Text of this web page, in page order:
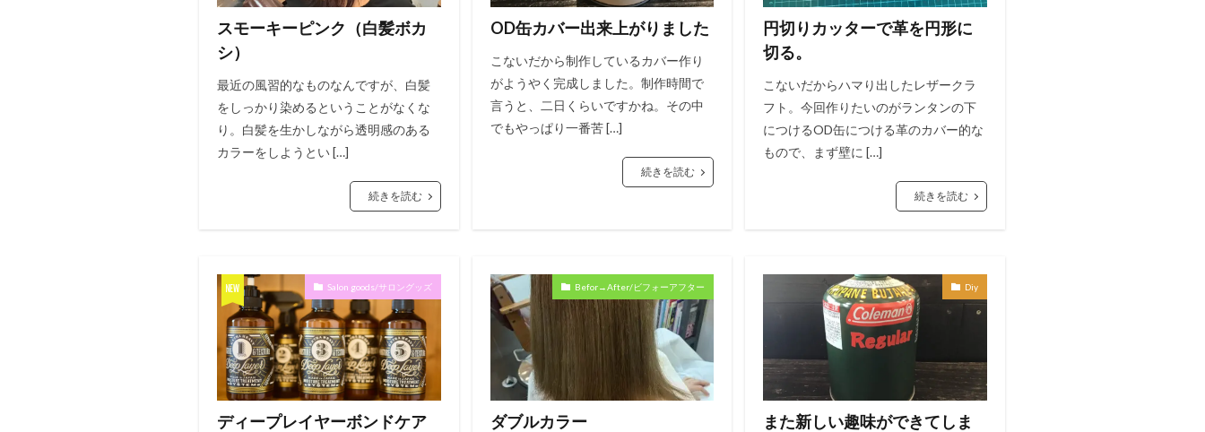
スモーキーピンク（白髪ボカ
シ）
最近の風習的なものなんですが、白髪
をしっかり染めるということがなくな
り。白髪を生かしながら透明感のある
カラーをしようとい […]
続きを読む
OD缶カバー出来上がりました
こないだから制作しているカバー作り
がようやく完成しました。制作時間で
言うと、二日くらいですかね。その中
でもやっぱり一番苦 […]
続きを読む
円切りカッターで革を円形に
切る。
こないだからハマり出したレザークラ
フト。今回作りたいのがランタンの下
につけるOD缶につける革のカバー的な
もので、まず壁に […]
続きを読む
Salon goods/サロングッズ
ディープレイヤーボンドケア
Befor→After/ビフォーアフター
ダブルカラー
Diy
また新しい趣味ができてしま